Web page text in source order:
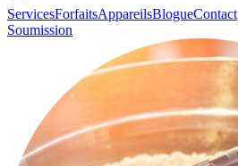
ServicesForfaitsAppareilsBlogueContact
Soumission